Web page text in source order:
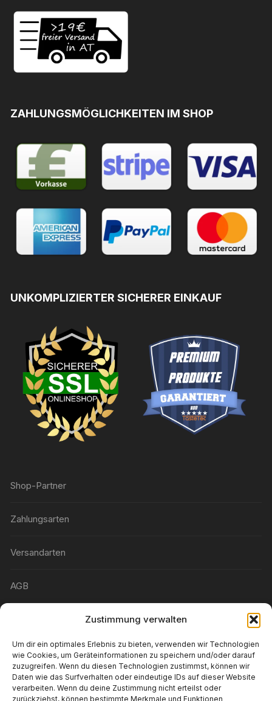
Zustimmung verwalten
Um dir ein optimales Erlebnis zu bieten, verwenden wir Technologien
wie Cookies, um Geräteinformationen zu speichern und/oder darauf
zuzugreifen. Wenn du diesen Technologien zustimmst, können wir
Daten wie das Surfverhalten oder eindeutige IDs auf dieser Website
verarbeiten. Wenn du deine Zustimmung nicht erteilst oder
zurückziehst, können bestimmte Merkmale und Funktionen
ZAHLUNGSMÖGLICHKEITEN IM SHOP
UNKOMPLIZIERTER SICHERER EINKAUF
Shop-Partner
Zahlungsarten
Versandarten
AGB
Widerrufsbelehrung
Wunschliste
Konto-Details